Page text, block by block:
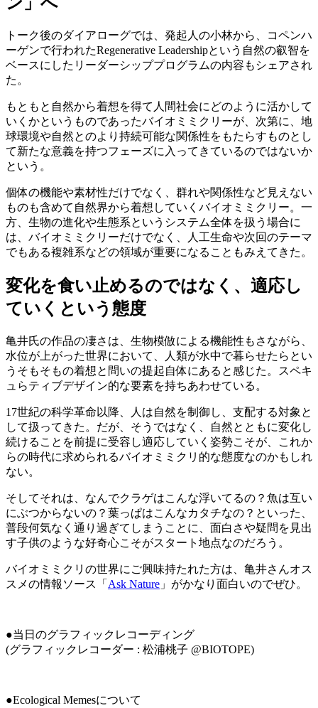
トーク後のダイアローグでは、発起人の小林から、コペンハ
ーゲンで行われたRegenerative Leadershipという自然の叡智を
ベースにしたリーダーシッププログラムの内容もシェアされ
た。
もともと自然から着想を得て人間社会にどのように活かして
いくかというものであったバイオミミクリーが、次第に、地
球環境や自然とのより持続可能な関係性をもたらすものとし
て新たな意義を持つフェーズに入ってきているのではないか
という。
個体の機能や素材性だけでなく、群れや関係性など見えない
ものも含めて自然界から着想していくバイオミミクリー。一
方、生物の進化や生態系というシステム全体を扱う場合に
は、バイオミミクリーだけでなく、人工生命や次回のテーマ
でもある複雑系などの領域が重要になることもみえてきた。
変化を食い止めるのではなく、適応し
ていくという態度
亀井氏の作品の凄さは、生物模倣による機能性もさながら、
水位が上がった世界において、人類が水中で暮らせたらとい
うそもそもの着想と問いの提起自体にあると感じた。スペキ
ュらティブデザイン的な要素を持ちあわせている。
17世紀の科学革命以降、人は自然を制御し、支配する対象と
して扱ってきた。だが、そうではなく、自然とともに変化し
続けることを前提に受容し適応していく姿勢こそが、これか
らの時代に求められるバイオミミクリ的な態度なのかもしれ
ない。
そしてそれは、なんでクラゲはこんな浮いてるの？魚は互い
にぶつからないの？葉っぱはこんなカタチなの？といった、
普段何気なく通り過ぎてしまうことに、面白さや疑問を見出
す子供のような好奇心こそがスタート地点なのだろう。
バイオミミクリの世界にご興味持たれた方は、亀井さんオス
スメの情報ソース「 Ask Nature 」がかなり面白いのでぜひ。
●当日のグラフィックレコーディング
(グラフィックレコーダー : 松浦桃子 @BIOTOPE)
●Ecological Memesについて